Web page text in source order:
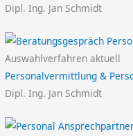
Dipl. Ing. Jan Schmidt
Auswahlverfahren aktuell
Personalvermittlung &
Dipl. Ing. Jan Schmidt